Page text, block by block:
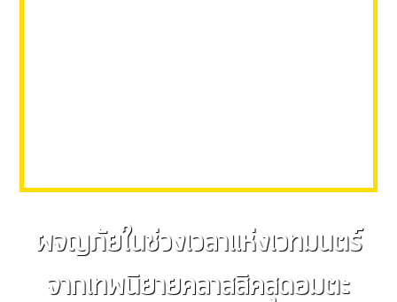
ผจญภัยในช่วงเวลาแห่งเวทมนตร์
จากเทพนิยายคลาสสิคสุดอมตะ